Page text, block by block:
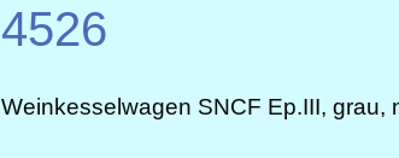
4526
Weinkesselwagen SNCF Ep.III, grau,